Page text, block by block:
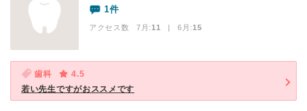
1件
アクセス数 7月:11 | 6月:15
歯科
4.5
若い先生ですがおススメです